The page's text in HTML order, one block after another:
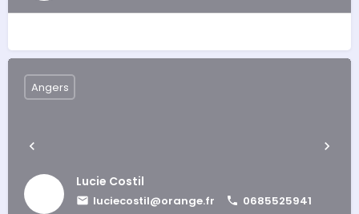
Lucie Costil
luciecostil@orange.fr 0685525941
Angers